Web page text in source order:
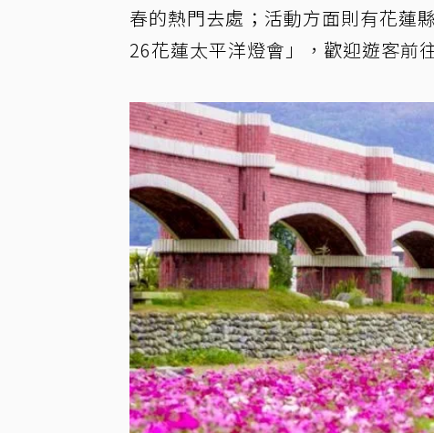
春的熱門去處；活動方面則有花蓮
26花蓮太平洋燈會」，歡迎遊客前